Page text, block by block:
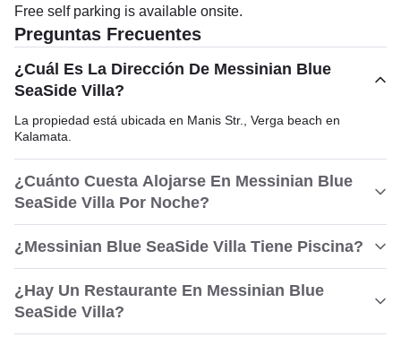
Free self parking is available onsite.
Preguntas Frecuentes
¿Cuál Es La Dirección De Messinian Blue
SeaSide Villa?
La propiedad está ubicada en Manis Str., Verga beach en
Kalamata.
¿Cuánto Cuesta Alojarse En Messinian Blue
SeaSide Villa Por Noche?
¿Messinian Blue SeaSide Villa Tiene Piscina?
¿Hay Un Restaurante En Messinian Blue
SeaSide Villa?